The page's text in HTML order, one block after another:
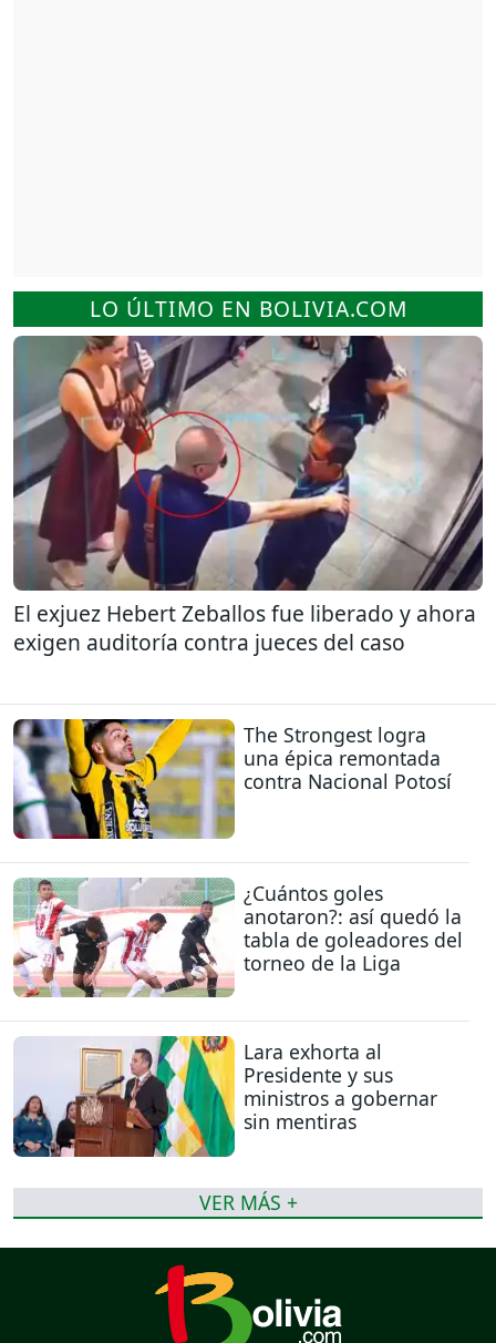
LO ÚLTIMO EN BOLIVIA.COM
El exjuez Hebert Zeballos fue liberado y ahora
exigen auditoría contra jueces del caso
The Strongest logra
una épica remontada
contra Nacional Potosí
¿Cuántos goles
anotaron?: así quedó la
tabla de goleadores del
torneo de la Liga
Lara exhorta al
Presidente y sus
ministros a gobernar
sin mentiras
VER MÁS +